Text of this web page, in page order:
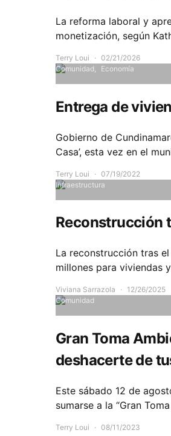
La reforma laboral y
monetización, según
Terry Loui
02/21/2026
Comunidad
Economía
Entrega de
Gobierno de
Casa’, esta vez en el
Terry Loui
07/19/2022
Infraestructura
Reconstrucción
La reconstrucción tras
millones para viviendas
Viviana Sarrazola
12/26/2025
Comunidad
Gran Toma
deshacerte de
Este sábado 12 de
sumarse a la “Gran
Terry Loui 08/11/2023